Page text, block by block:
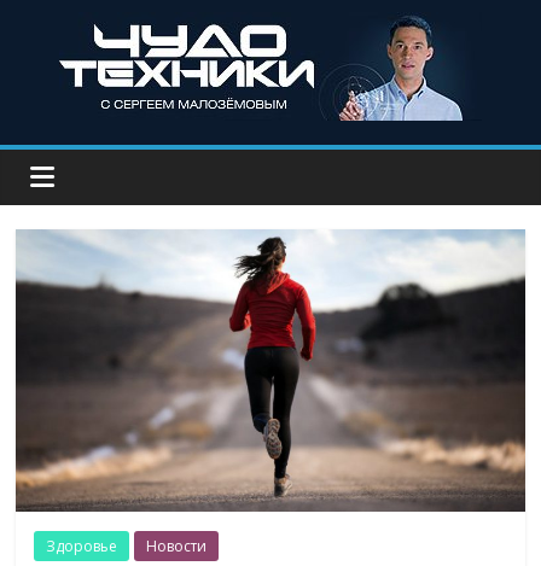
Здоровье Новости